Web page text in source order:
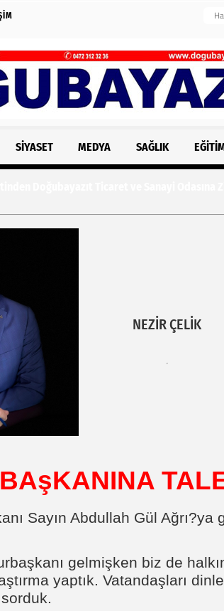
SIYASET MEDYA SAĞLIK
NEZİR ÇELİK
Sayın Abdullah Gül Ağrı?ya
gelmişken biz de
yaptık. Vatandaşları